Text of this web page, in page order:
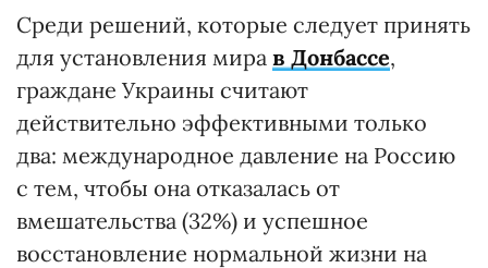
Среди решений, которые следует принять
для установления мира в Донбассе,
граждане Украины считают
действительно эффективными только
два: международное давление на Россию
с тем, чтобы она отказалась от
вмешательства (32%) и успешное
восстановление нормальной жизни на